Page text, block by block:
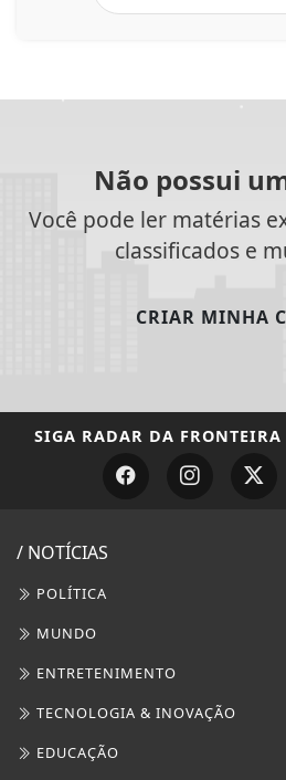
Não possui
Você pode ler matérias
classificados e
CRIAR MINHA
SIGA RADAR DA FRONTEIRA
/ NOTÍCIAS
POLÍTICA
MUNDO
ENTRETENIMENTO
TECNOLOGIA & INOVAÇÃO
EDUCAÇÃO